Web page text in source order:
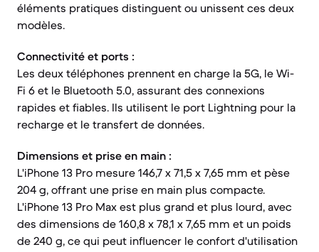
éléments pratiques distinguent ou unissent ces deux
modèles.
Connectivité et ports :
Les deux téléphones prennent en charge la 5G, le Wi-
Fi 6 et le Bluetooth 5.0, assurant des connexions
rapides et fiables. Ils utilisent le port Lightning pour la
recharge et le transfert de données.
Dimensions et prise en main :
L'iPhone 13 Pro mesure 146,7 x 71,5 x 7,65 mm et pèse
204 g, offrant une prise en main plus compacte.
L'iPhone 13 Pro Max est plus grand et plus lourd, avec
des dimensions de 160,8 x 78,1 x 7,65 mm et un poids
de 240 g, ce qui peut influencer le confort d'utilisation